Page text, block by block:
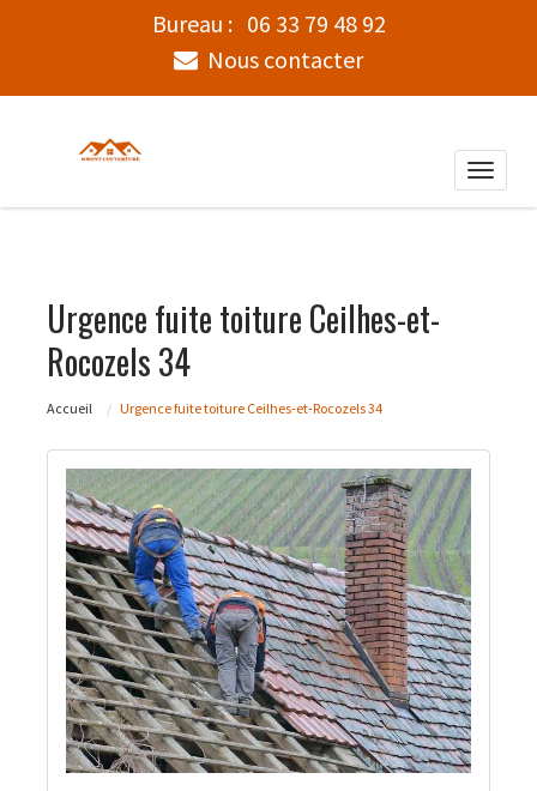
Bureau : 06 33 79 48 92
Nous contacter
Toggle
Urgence fuite toiture Ceilhes-et-
Rocozels 34
Accueil Urgence fuite toiture Ceilhes-et-Rocozels 34